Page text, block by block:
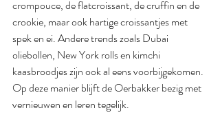
crompouce, de flatcroissant, de cruffin en de
crookie, maar ook hartige croissantjes met
spek en ei. Andere trends zoals Dubai
oliebollen, New York rolls en kimchi
kaasbroodjes zijn ook al eens voorbijgekomen.
Op deze manier blijft de Oerbakker bezig met
vernieuwen en leren tegelijk.